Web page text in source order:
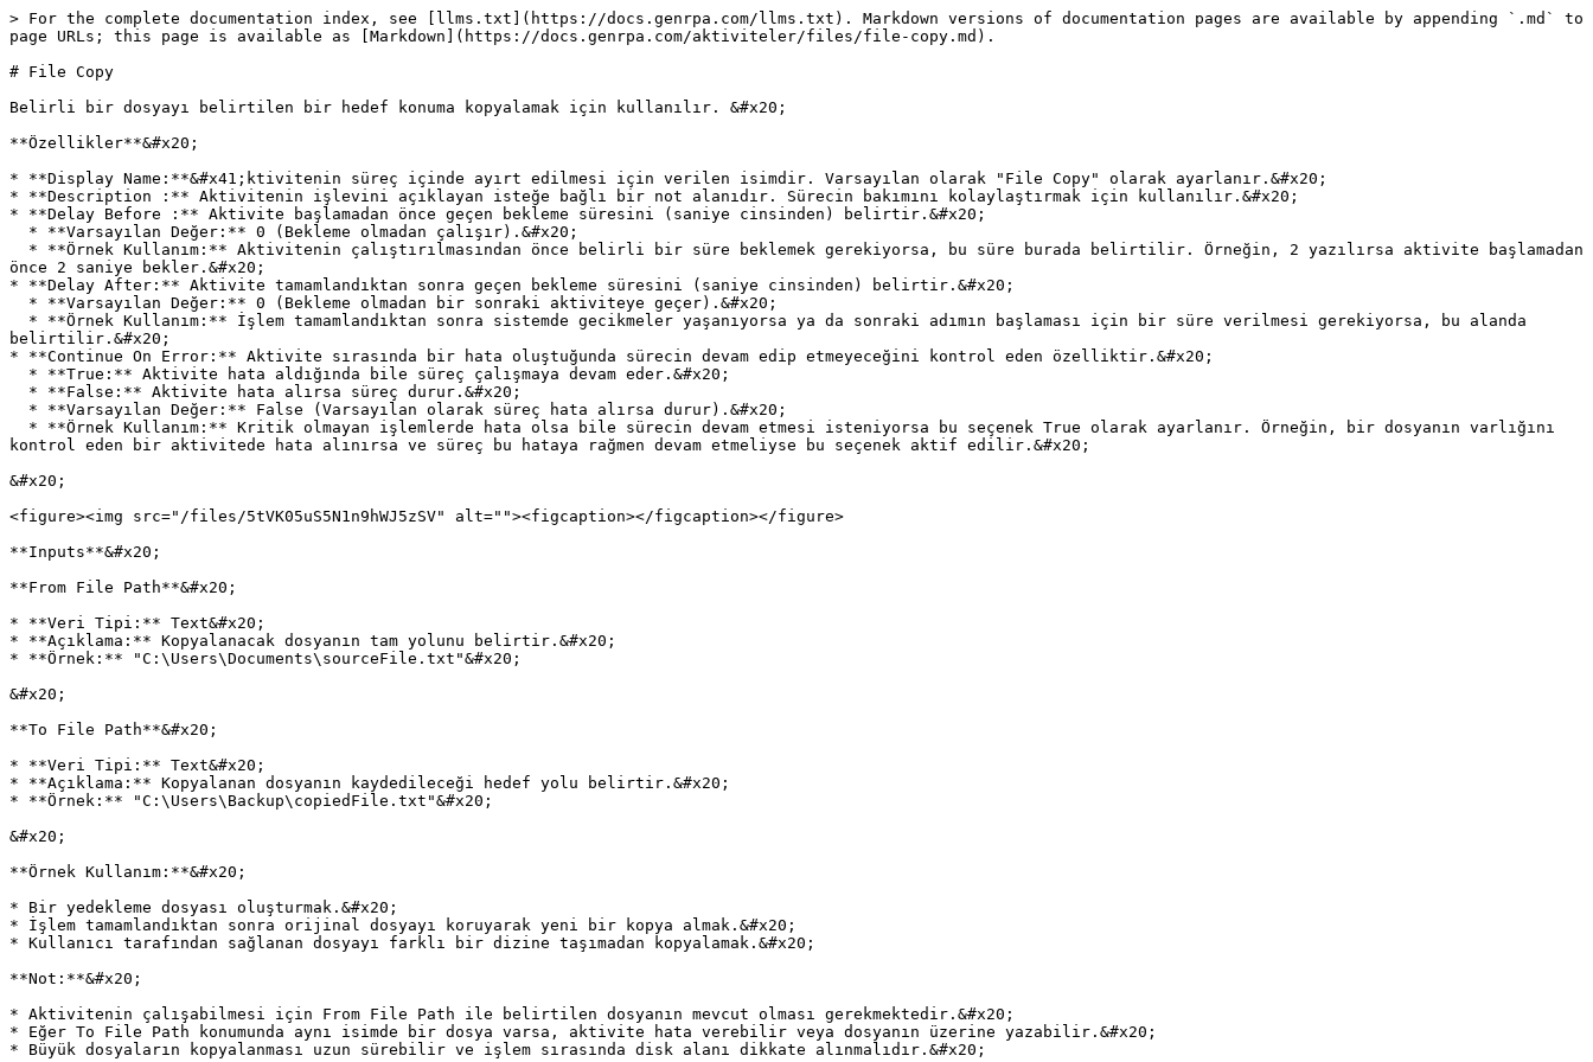
> For the complete documentation index, see [llms.txt](https://docs.genrpa.com/llms.txt). Markdown versions of documentation pages are available by appending `.md` to
page URLs; this page is available as [Markdown](https://docs.genrpa.com/aktiviteler/files/file-copy.md).
# File Copy
Belirli bir dosyayı belirtilen bir hedef konuma kopyalamak için kullanılır. &#x20;
**Özellikler**&#x20;
* **Display Name:**&#x41;ktivitenin süreç içinde ayırt edilmesi için verilen isimdir. Varsayılan olarak "File Copy" olarak ayarlanır.&#x20;
* **Description :** Aktivitenin işlevini açıklayan isteğe bağlı bir not alanıdır. Sürecin bakımını kolaylaştırmak için kullanılır.&#x20;
* **Delay Before :** Aktivite başlamadan önce geçen bekleme süresini (saniye cinsinden) belirtir.&#x20;
önce 2 saniye bekler.&#x20;
* **Delay After:** Aktivite tamamlandıktan sonra geçen bekleme süresini (saniye cinsinden) belirtir.&#x20;
belirtilir.&#x20;
* **Continue On Error:** Aktivite sırasında bir hata oluştuğunda sürecin devam edip etmeyeceğini kontrol eden özelliktir.&#x20;
kontrol eden bir aktivitede hata alınırsa ve süreç bu hataya rağmen devam etmeliyse bu seçenek aktif edilir.&#x20;
&#x20;
<figure><img src="/files/5tVK05uS5N1n9hWJ5zSV" alt=""><figcaption></figcaption></figure>
**Inputs**&#x20;
**From File Path**&#x20;
* **Veri Tipi:** Text&#x20;
* **Açıklama:** Kopyalanacak dosyanın tam yolunu belirtir.&#x20;
* **Örnek:** "C:\Users\Documents\sourceFile.txt"&#x20;
&#x20;
**To File Path**&#x20;
* **Veri Tipi:** Text&#x20;
* **Açıklama:** Kopyalanan dosyanın kaydedileceği hedef yolu belirtir.&#x20;
* **Örnek:** "C:\Users\Backup\copiedFile.txt"&#x20;
&#x20;
**Örnek Kullanım:**&#x20;
* Bir yedekleme dosyası oluşturmak.&#x20;
* İşlem tamamlandıktan sonra orijinal dosyayı koruyarak yeni bir kopya almak.&#x20;
* Kullanıcı tarafından sağlanan dosyayı farklı bir dizine taşımadan kopyalamak.&#x20;
**Not:**&#x20;
* Aktivitenin çalışabilmesi için From File Path ile belirtilen dosyanın mevcut olması gerekmektedir.&#x20;
* Eğer To File Path konumunda aynı isimde bir dosya varsa, aktivite hata verebilir veya dosyanın üzerine yazabilir.&#x20;
* Büyük dosyaların kopyalanması uzun sürebilir ve işlem sırasında disk alanı dikkate alınmalıdır.&#x20;